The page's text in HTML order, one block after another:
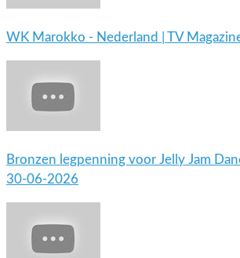
WK Marokko - Nederland | TV
Bronzen legpenning voor Jelly Jam
30-06-2026